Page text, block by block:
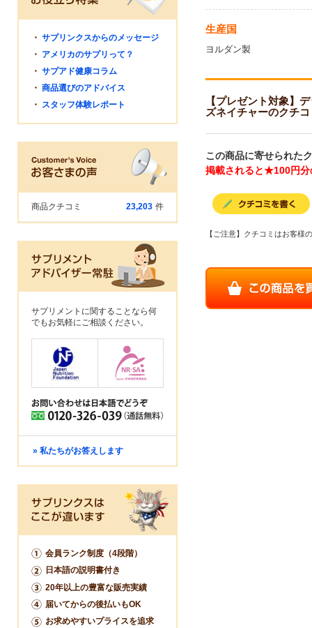
生産国
ヨルダン製
【プレゼント対象】
ズネイチャーのクチコ
この商品に寄せられた
掲載されると★100円
【ご注意】クチコミはお客様
・ サプリンクスからのメッセージ
・ アメリカのサプリって？
・ サプアド健康コラム
・ 商品選びのアドバイス
・ スタッフ体験レポート
商品クチコミ 23,203 件
サプリメントに関することなら何
でもお気軽にご相談ください。
» 私たちがお答えします
会員ランク制度（4段階）
日本語の説明書付き
20年以上の豊富な販売実績
届いてからの後払いもOK
お求めやすいプライスを追求